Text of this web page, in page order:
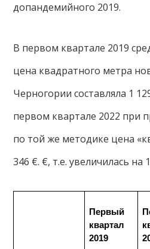
допандемийного 2019.
В первом квартале 2019
цена квадратного метра
Черногории составляла 1
первом квартале 2022 при
по той же методике цена
346 €. €, т.е. увеличилась на
Первый
квартал
2019